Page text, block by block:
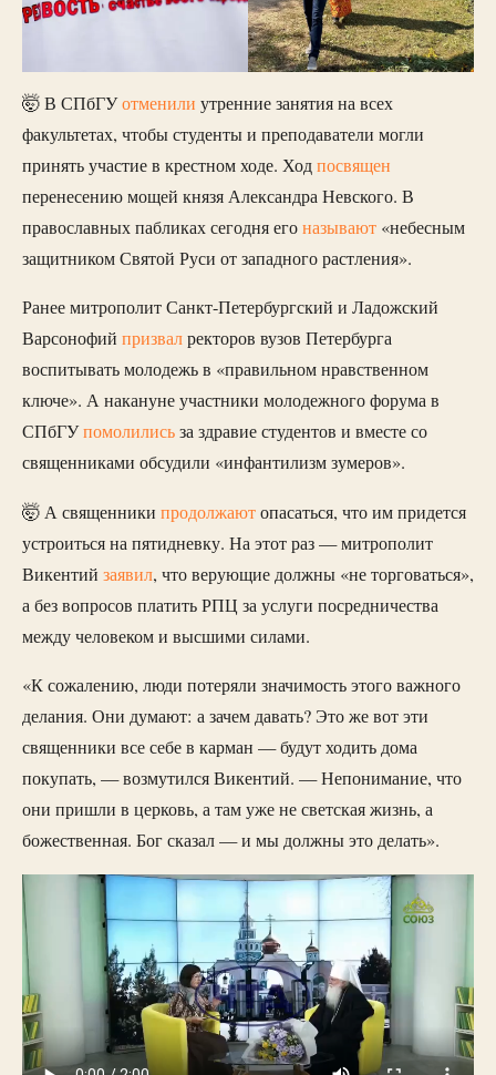
🤯 В СПбГУотменили утренние занятия на всех
факультетах, чтобы студенты и преподаватели могли
принять участие в крестном ходе. Ходпосвящен
перенесению мощей князя Александра Невского. В
православных пабликах сегодня егоназывают «небесным
защитником Святой Руси от западного растления».
Ранее митрополит Санкт-Петербургский и Ладожский
Варсонофий призвалректоров вузов Петербурга
воспитывать молодежь в «правильном нравственном
ключе». А накануне участники молодежного форума в
СПбГУпомолилисьза здравие студентов и вместе со
священниками обсудили «инфантилизм зумеров».
🤯 А священники продолжаютопасаться, что им придется
устроиться на пятидневку. На этот раз — митрополит
Викентий заявил, что верующие должны «не торговаться»,
а без вопросов платить РПЦ за услуги посредничества
между человеком и высшими силами.
«К сожалению, люди потеряли значимость этого важного
делания. Они думают: а зачем давать? Это же вот эти
священники все себе в карман — будут ходить дома
покупать, — возмутился Викентий. — Непонимание, что
они пришли в церковь, а там уже не светская жизнь, а
божественная. Бог сказал — и мы должны это делать».